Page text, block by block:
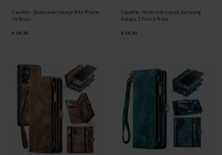
CaseMe - Bookcover hoesje Rits iPhone
15 Bruin
€ 24,95
CaseMe - Multi-slot hoesje Samsung
Galaxy Z Fold 5 Roze
€ 29,95